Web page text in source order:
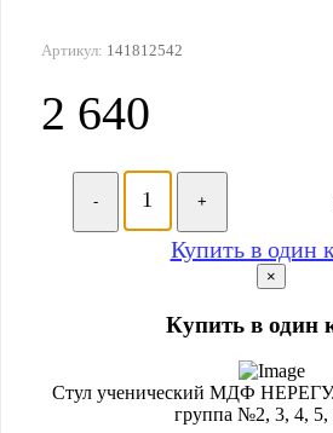
Артикул: 141812542
2 640
- +
Купить в один
×
Купить в один
Стул ученический МДФ
группа №2, 3, 4, 5,